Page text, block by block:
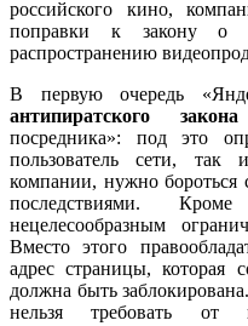
российского кино,
поправки к закону о
распространению
В первую очередь
антипиратского закона
посредника»: под это
пользователь сети,
компании, нужно
последствиями.
нецелесообразным
Вместо этого
адрес страницы, которая
должна быть
нельзя требовать от